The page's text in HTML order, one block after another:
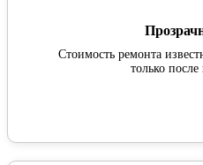
Стоимость ремонта
только после